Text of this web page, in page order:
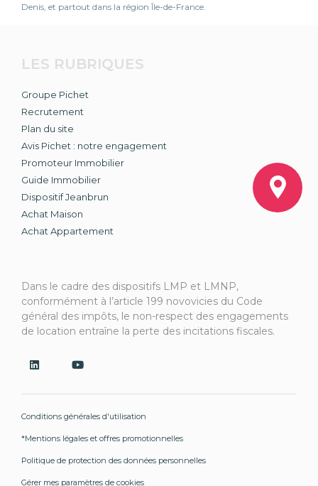
Denis, et partout dans la région Île-de-France.
LES RUBRIQUES
Groupe Pichet
Recrutement
Plan du site
Avis Pichet : notre engagement
Promoteur Immobilier
Guide Immobilier
Dispositif Jeanbrun
Achat Maison
Achat Appartement
Dans le cadre des dispositifs LMP et LMNP,
conformément à l’article 199 novovicies du Code
général des impôts, le non-respect des engagements
de location entraîne la perte des incitations fiscales.
Conditions générales d'utilisation
*Mentions légales et offres promotionnelles
Politique de protection des données personnelles
Gérer mes paramètres de cookies